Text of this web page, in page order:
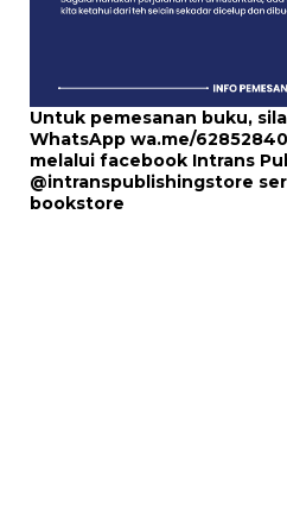
Untuk pemesanan buku,
WhatsApp wa.me/
melalui facebook Intrans
@intranspublishingstore
bookstore